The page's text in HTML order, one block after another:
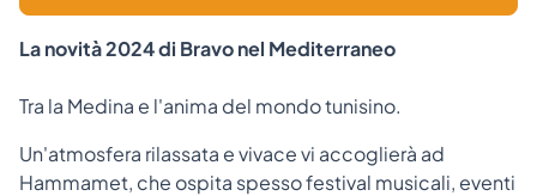
La novità 2024 di Bravo nel Mediterraneo
Tra la Medina e l'anima del mondo tunisino.
Un'atmosfera rilassata e vivace vi accoglierà ad
Hammamet, che ospita spesso festival musicali, eventi